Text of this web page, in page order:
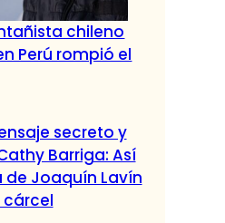
chileno
Perú rompió el
secreto y
Barriga: Así
de Joaquín Lavín
cárcel